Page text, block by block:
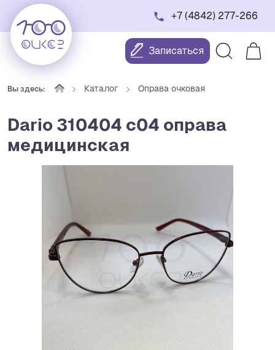
+7 (4842) 277-266
Записаться
Вы здесь: Каталог Оправа очковая
Dario 310404 с04 оправа
медицинская